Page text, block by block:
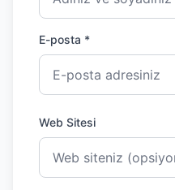
E-posta *
Web Sitesi